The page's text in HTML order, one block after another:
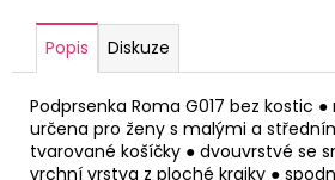
Popis Diskuze
Podprsenka Roma G017 bez kostic
určena pro ženy s malými a
tvarované košíčky ● dvouvrstvé se
vrchní vrstva z ploché krajky ●